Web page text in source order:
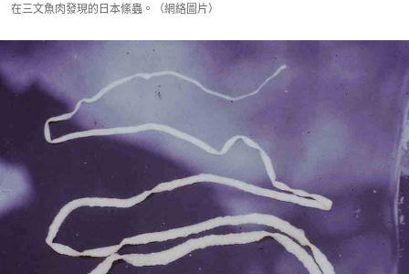
在三文魚肉發現的日本絛蟲。（網絡圖片）